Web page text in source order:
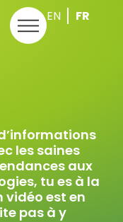
EN FR
les saines
aux
tu es à la
vidéo est en
pas à y